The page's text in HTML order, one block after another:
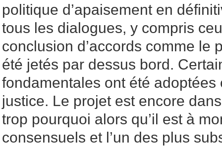
politique d’apaisement en
tous les dialogues, y compris
conclusion d’accords comme le
été jetés par dessus bord.
fondamentales ont été adoptées
justice. Le projet est encore
trop pourquoi alors qu’il est à
consensuels et l’un des plus